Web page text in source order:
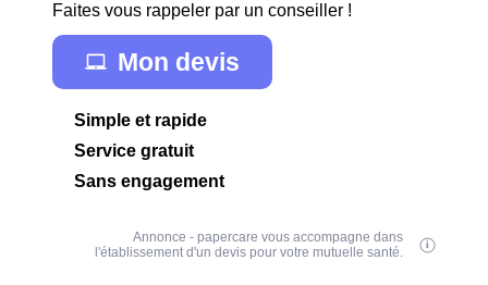
Faites vous rappeler par un conseiller !
Mon devis
Simple et rapide
Service gratuit
Sans engagement
Annonce - papercare vous accompagne dans
l'établissement d'un devis pour votre mutuelle santé.